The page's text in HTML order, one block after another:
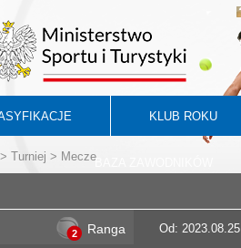
KLUB ROKU
BAZA ZAWODNIKÓW
> Turniej > Mecze
2 Ranga Od: 2023.08.25